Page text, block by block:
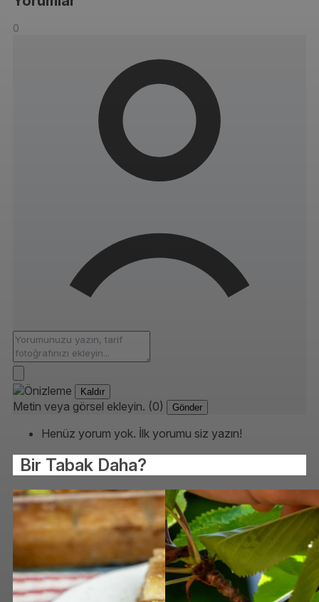
0
Kaldır
Metin veya görsel ekleyin. (0) Gönder
Henüz yorum yok. İlk yorumu siz yazın!
Bir Tabak Daha?